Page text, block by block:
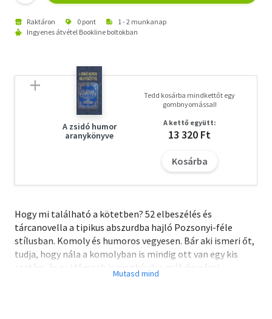
Raktáron 0 pont
1 - 2 munkanap
Ingyenes átvétel Bookline boltokban
A zsidó humor
aranykönyve
Tedd kosárba mindkettőt egy
gombnyomással!
A kettő együtt:
13 320 Ft
Kosárba
Hogy mi található a kötetben? 52 elbeszélés és
tárcanovella a tipikus abszurdba hajló Pozsonyi-féle
stílusban. Komoly és humoros vegyesen. Bár aki ismeri őt,
tudja, hogy nála a komolyban is mindig ott van egy kis
szatíra, és a vidámnak is megbúvik a mélyén némi